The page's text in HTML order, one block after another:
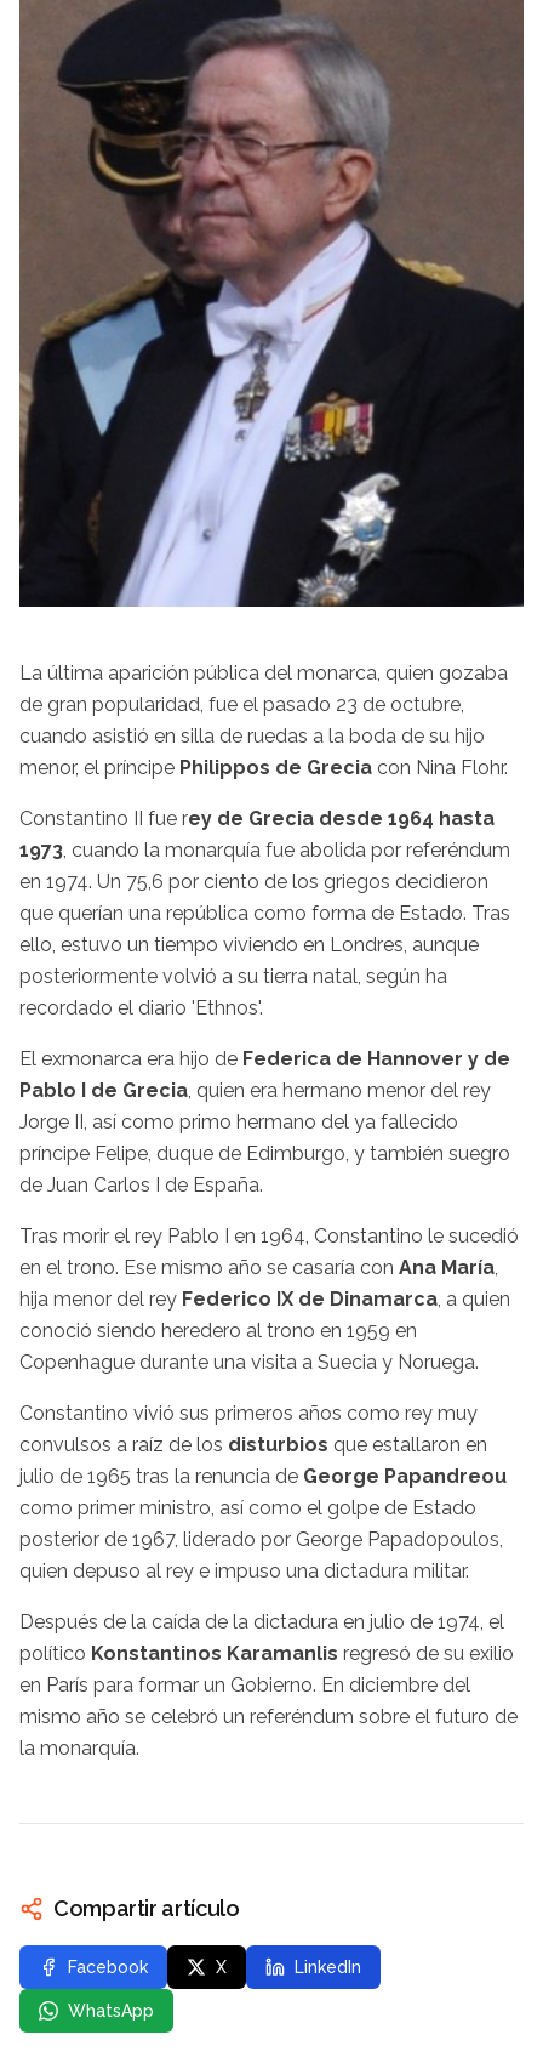
La última aparición pública del monarca, quien gozaba
de gran popularidad, fue el pasado 23 de octubre,
cuando asistió en silla de ruedas a la boda de su hijo
menor, el príncipe Philippos de Grecia con Nina Flohr.
Constantino II fue rey de Grecia desde 1964 hasta
1973, cuando la monarquía fue abolida por referéndum
en 1974. Un 75,6 por ciento de los griegos decidieron
que querían una república como forma de Estado. Tras
ello, estuvo un tiempo viviendo en Londres, aunque
posteriormente volvió a su tierra natal, según ha
recordado el diario 'Ethnos'.
El exmonarca era hijo de Federica de Hannover y de
Pablo I de Grecia, quien era hermano menor del rey
Jorge II, así como primo hermano del ya fallecido
príncipe Felipe, duque de Edimburgo, y también suegro
de Juan Carlos I de España.
Tras morir el rey Pablo I en 1964, Constantino le sucedió
en el trono. Ese mismo año se casaría con Ana María,
hija menor del rey Federico IX de Dinamarca, a quien
conoció siendo heredero al trono en 1959 en
Copenhague durante una visita a Suecia y Noruega.
Constantino vivió sus primeros años como rey muy
convulsos a raíz de los disturbios que estallaron en
julio de 1965 tras la renuncia de George Papandreou
como primer ministro, así como el golpe de Estado
posterior de 1967, liderado por George Papadopoulos,
quien depuso al rey e impuso una dictadura militar.
Después de la caída de la dictadura en julio de 1974, el
político Konstantinos Karamanlis regresó de su exilio
en París para formar un Gobierno. En diciembre del
mismo año se celebró un referéndum sobre el futuro de
la monarquía.
Compartir artículo
Facebook X LinkedIn
WhatsApp